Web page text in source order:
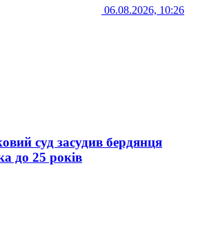
06.08.2026, 10:26
суд засудив бердянця
до 25 років